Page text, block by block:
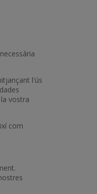
l'ús
vostra
com